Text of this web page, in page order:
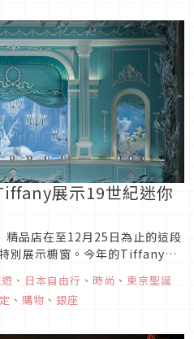
展示19世紀迷你
品店在至12月25日為止的這段
別展示櫥窗。今年的Tiffany的
台與觀眾席區隔開來的鏡框狀的
、 日本自由行 、 時尚 、 東京聖誕
、 購物 、 銀座